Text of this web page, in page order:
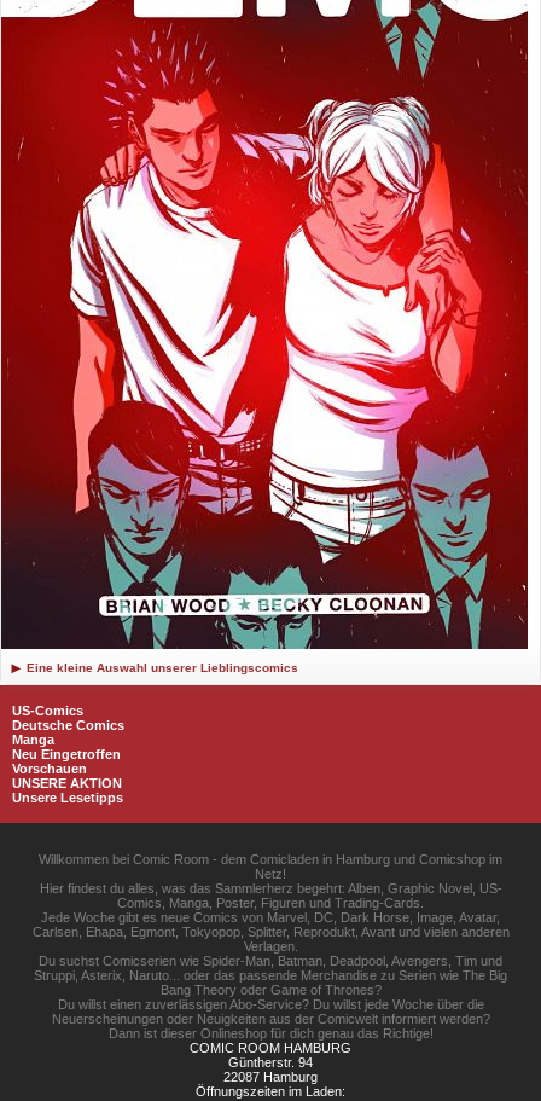
Eine kleine Auswahl unserer Lieblingscomics
US-Comics
Deutsche Comics
Manga
Neu Eingetroffen
Vorschauen
UNSERE AKTION
Unsere Lesetipps
Willkommen bei Comic Room - dem Comicladen in Hamburg und Comicshop im
Netz!
Hier findest du alles, was das Sammlerherz begehrt: Alben, Graphic Novel, US-
Comics, Manga, Poster, Figuren und Trading-Cards.
Jede Woche gibt es neue Comics von Marvel, DC, Dark Horse, Image, Avatar,
Carlsen, Ehapa, Egmont, Tokyopop, Splitter, Reprodukt, Avant und vielen anderen
Verlagen.
Du suchst Comicserien wie Spider-Man, Batman, Deadpool, Avengers, Tim und
Struppi, Asterix, Naruto... oder das passende Merchandise zu Serien wie The Big
Bang Theory oder Game of Thrones?
Du willst einen zuverlässigen Abo-Service? Du willst jede Woche über die
Neuerscheinungen oder Neuigkeiten aus der Comicwelt informiert werden?
Dann ist dieser Onlineshop für dich genau das Richtige!
COMIC ROOM HAMBURG
Güntherstr. 94
22087 Hamburg
Öffnungszeiten im Laden: